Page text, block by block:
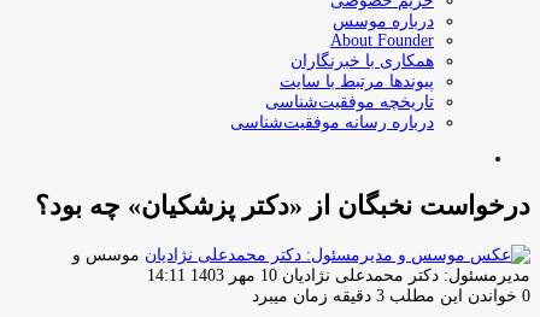
درباره موسس
About Founder
همکاری با خبرنگاران
پیوندها مرتبط با سایت
تاریخچه موفقیت‌شناسی
درباره رسانه موفقیت‌شناسی
درخواست نخبگان از «دکتر پزشکیان» چه بود؟
موسس و
مدیرمسئول: دکتر محمدعلی نژادیان ارسال
ایمیل
10 مهر 1403 14:11
0 خواندن این مطلب 3 دقیقه زمان میبرد